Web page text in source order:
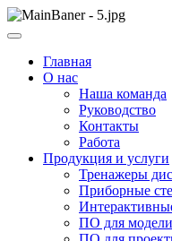
Skip
to
ООО НПП
ООО НПП "АТП" –
Главная
О нас
Наша команда
Руководство
Контакты
Работа
Продукция и услуги
Тренажеры
Приборные
ПО для